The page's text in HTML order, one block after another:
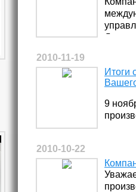
2010-11-19
Итоги
9
2010-10-22